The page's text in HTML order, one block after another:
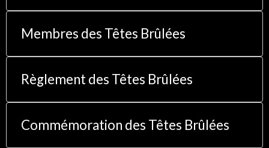
Membres des Têtes Brûlées
Règlement des Têtes Brûlées
Commémoration des Têtes Brûlées